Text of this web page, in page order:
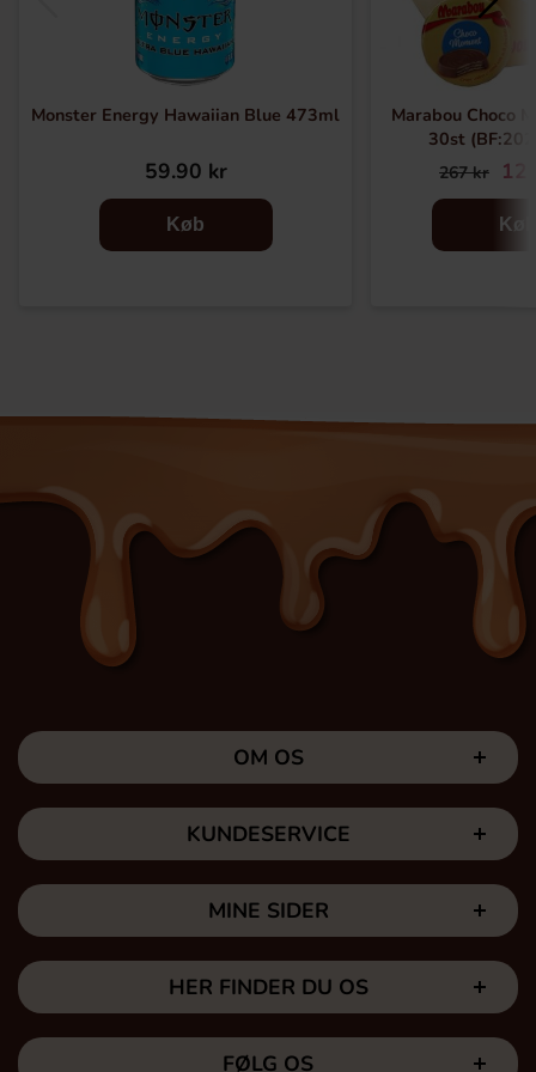
Monster Energy Hawaiian Blue 473ml
59.90 kr
Køb
Marabou Choco
30st
267 kr
Køb
OM OS
KUNDESERVICE
MINE SIDER
HER FINDER DU OS
FØLG OS